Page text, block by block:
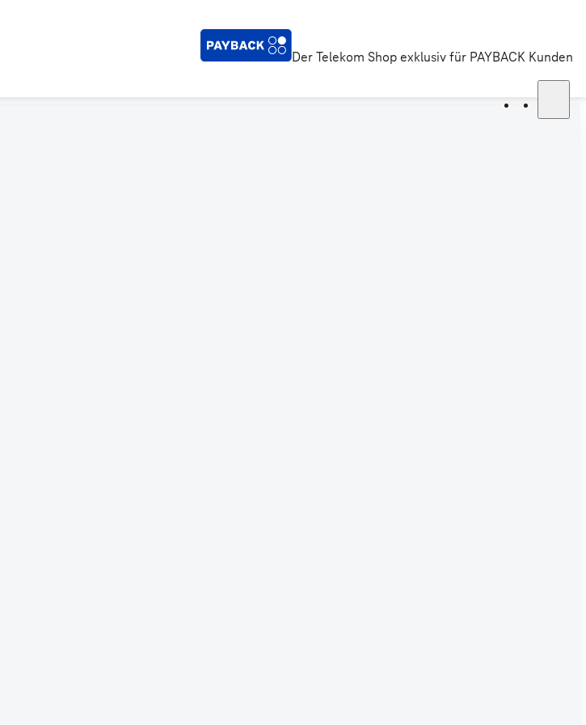
Der Telekom Shop exklusiv für PAYBACK Kunden